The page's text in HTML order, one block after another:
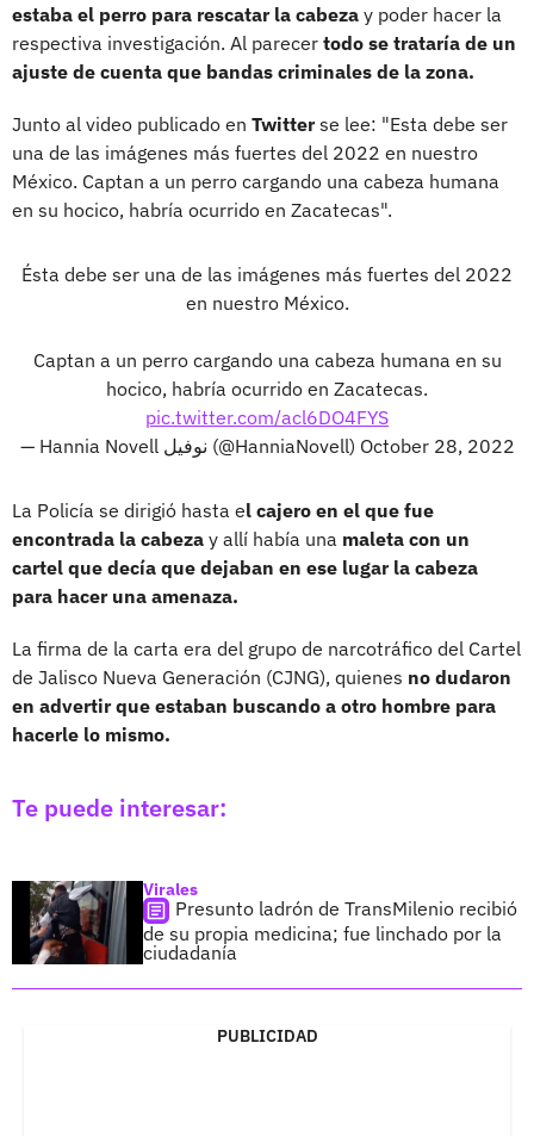
estaba el perro para rescatar la cabeza y poder hacer la
respectiva investigación. Al parecer todo se trataría de un
ajuste de cuenta que bandas criminales de la zona.
Junto al video publicado en Twitterse lee: "Esta debe ser
una de las imágenes más fuertes del 2022 en nuestro
México. Captan a un perro cargando una cabeza humana
en su hocico, habría ocurrido en Zacatecas".
Ésta debe ser una de las imágenes más fuertes del 2022
en nuestro México.
Captan a un perro cargando una cabeza humana en su
hocico, habría ocurrido en Zacatecas.
pic.twitter.com/acl6DO4FYS
— Hannia Novell نوفيل (@HanniaNovell) October 28, 2022
La Policía se dirigió hasta el cajero en el que fue
encontrada la cabeza y allí había una maleta con un
cartel que decía que dejaban en ese lugar la cabeza
para hacer una amenaza.
La firma de la carta era del grupo de narcotráfico del Cartel
de Jalisco Nueva Generación (CJNG), quienes no dudaron
en advertir que estaban buscando a otro hombre para
hacerle lo mismo.
Te puede interesar:
Virales
Presunto ladrón de TransMilenio recibió
de su propia medicina; fue linchado por la
ciudadanía
PUBLICIDAD